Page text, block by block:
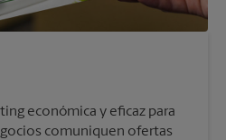
económica y eficaz para
comuniquen ofertas